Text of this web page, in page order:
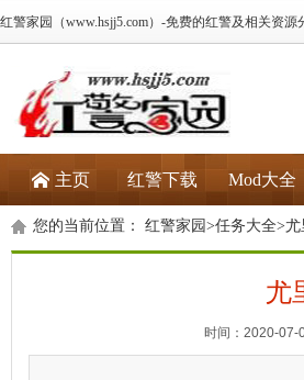
红警家园（www.hsjj5.com）-免费的红警及相关资源
主页 红警下载 Mod大全
您的当前位置： 红警家园 >任务大全>尤
尤
时间：2020-07-